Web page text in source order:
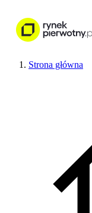
Strona główna